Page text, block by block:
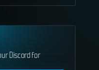
Discord for